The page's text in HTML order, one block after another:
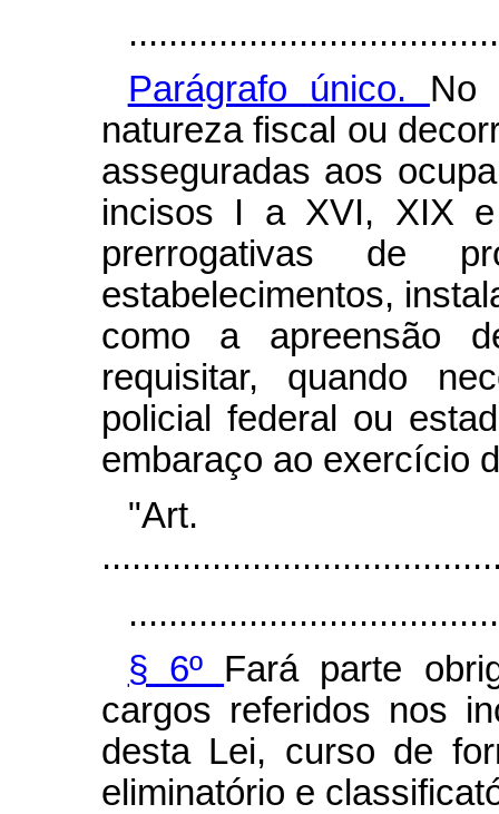
Parágrafo único. No
natureza fiscal ou
asseguradas aos
incisos I a XVI, XIX
prerrogativas de
estabelecimentos,
como a apreensão
requisitar, quando
policial federal ou
embaraço ao exercício
§ 6º Fará parte
cargos referidos nos
desta Lei, curso de
eliminatório e